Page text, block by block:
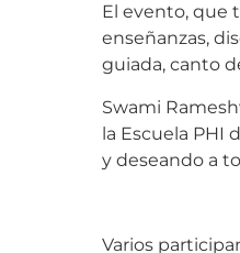
El evento, que
enseñanzas,
guiada, canto
Swami
la Escuela PHI
y deseando a
Varios